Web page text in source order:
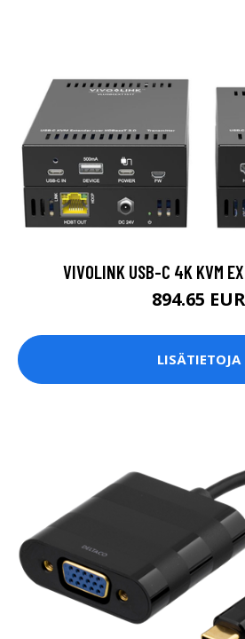
VIVOLINK USB-C 4K KVM
894.65 EUR
LISÄTIETOJA